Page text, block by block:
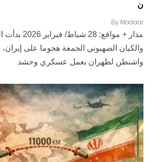
ن
By Madaar
.
مدار + مواقع:
والكيان الصهيوني الجمعة هجوما على إيران،
واشنطن لطهران بعمل عسكري وحشد